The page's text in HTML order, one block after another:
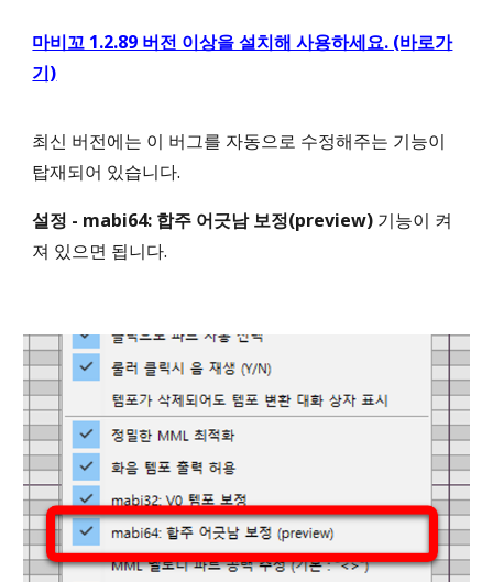
마비꼬 1.2.89 버전 이상을 설치해 사용하세요. (바로가
기)
최신 버전에는 이 버그를 자동으로 수정해주는 기능이
탑재되어 있습니다.
설정 - mabi64: 합주 어긋남 보정(preview) 기능이 켜
져 있으면 됩니다.